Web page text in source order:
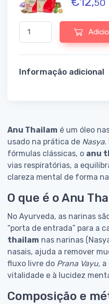
50
Quantidade de Kerala
Informação adicional
Anu Thailam é um óleo
usado na prática de Nasya.
fórmulas clássicas, o anu
vias respiratórias, a
clareza mental de forma
O que é o Anu
No Ayurveda, as narinas
“porta de entrada” para a
thailam nas narinas
nasais, ajuda a remover
fluxo livre do Prana Vayu, a
vitalidade e à lucidez
Composição e